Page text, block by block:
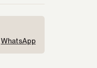
WhatsApp